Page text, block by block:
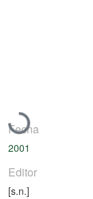
Cargando...
Fecha
2001
Editor
[s.n.]